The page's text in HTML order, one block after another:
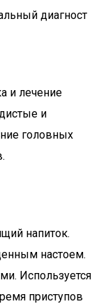
диагност
и лечение
и
головных
напиток.
настоем.
Используется
приступов